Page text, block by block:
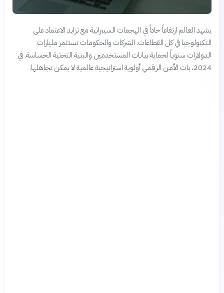
يشهد العالم ارتفاعاً حاداً في الهجمات السيبرانية مع تزايد الاعتماد على
التكنولوجيا في كل القطاعات. الشركات والحكومات تستثمر مليارات
الدولارات سنوياً لحماية بيانات المستخدمين والبنية التحتية الحساسة. في
2024، بات الأمن الرقمي أولوية استراتيجية عالمية لا يمكن تجاهلها.